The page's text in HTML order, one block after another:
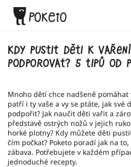
Kdy pustit děti k
podporovat? 5 tipů od
Mnoho dětí chce nadšeně
patří i ty vaše a vy se ptáte, jak své
podpořit? Jak naučit děti vařit a
představě ostrých nožů v jejich
horké plotny? Kdy můžete děti
čím počkat? Poketo poradí jak na
zábava. Potřebujete v každém
jednoduché recepty.